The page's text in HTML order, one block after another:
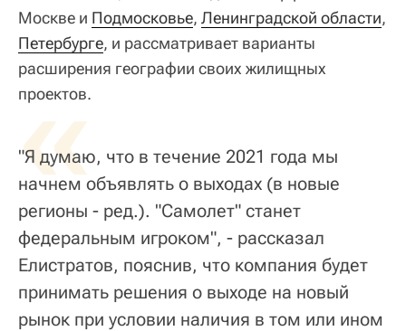
Москве и Подмосковье, Ленинградской области,
Петербурге, и рассматривает варианты
расширения географии своих жилищных
проектов.
«
"Я думаю, что в течение 2021 года мы
начнем объявлять о выходах (в новые
регионы - ред.). "Самолет" станет
федеральным игроком", - рассказал
Елистратов, пояснив, что компания будет
принимать решения о выходе на новый
рынок при условии наличия в том или ином